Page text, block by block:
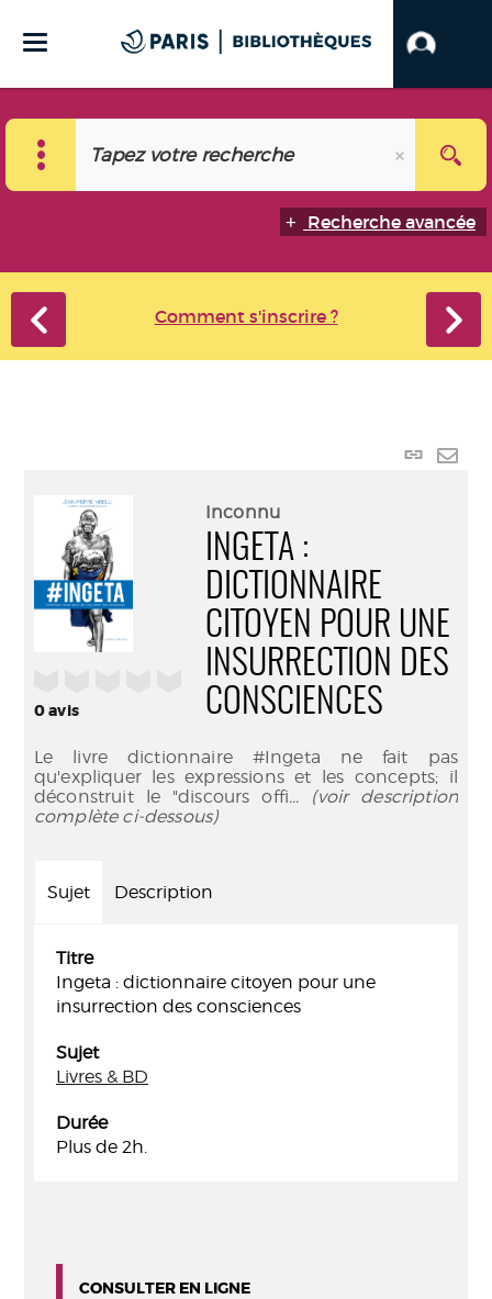
Recherche avancée
Comment s'inscrire ?
Lien
0avis
Inconnu
INGETA :
DICTIONNAIRE
CITOYEN POUR UNE
INSURRECTION DES
CONSCIENCES
Le livre dictionnaire #Ingeta ne fait pas
qu'expliquer les expressions et les concepts; il
déconstruit le "discours offi... (voir description
complète ci-dessous)
Sujet Description
Titre
Ingeta : dictionnaire citoyen pour une
insurrection des consciences
Sujet
Livres & BD
Durée
Plus de 2h.
CONSULTER EN LIGNE